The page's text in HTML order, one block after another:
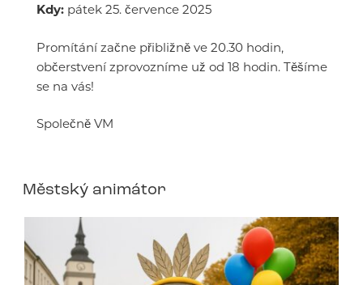
Kdy: pátek 25. července 2025
Promítání začne přibližně ve 20.30 hodin,
občerstvení zprovozníme už od 18 hodin. Těšíme
se na vás!
Společně VM
Městský animátor